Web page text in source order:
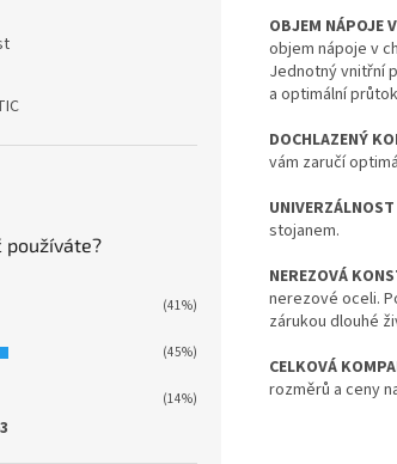
používáte?
(41%)
(45%)
(14%)
OBJEM NÁPOJE
objem nápoje v
Jednotný vnitřní
a optimální
DOCHLAZENÝ
vám zaručí
stojanem.
NEREZOVÁ
nerezové oceli.
zárukou dlouhé
CELKOVÁ
rozměrů a ceny